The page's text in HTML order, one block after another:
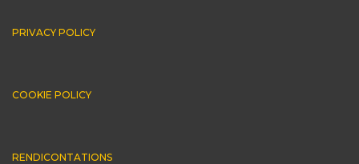
PRIVACY POLICY
COOKIE POLICY
RENDICONTATIONS